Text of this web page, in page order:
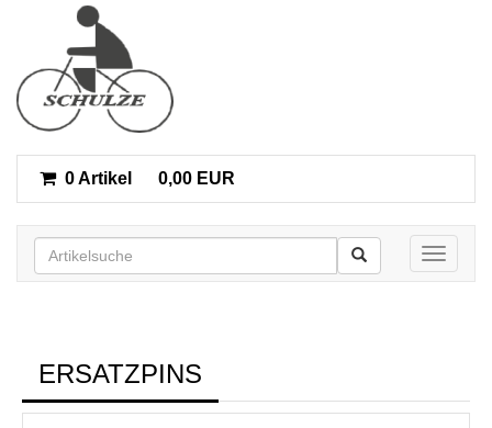
0 Artikel 0,00 EUR
Toggle
ERSATZPINS